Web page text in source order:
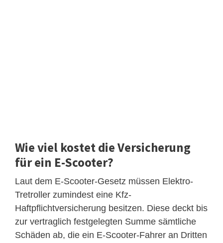
Wie viel kostet die Versicherung
für ein E-Scooter?
Laut dem E-Scooter-Gesetz müssen Elektro-
Tretroller zumindest eine Kfz-
Haftpflichtversicherung besitzen. Diese deckt bis
zur vertraglich festgelegten Summe sämtliche
Schäden ab, die ein E-Scooter-Fahrer an Dritten